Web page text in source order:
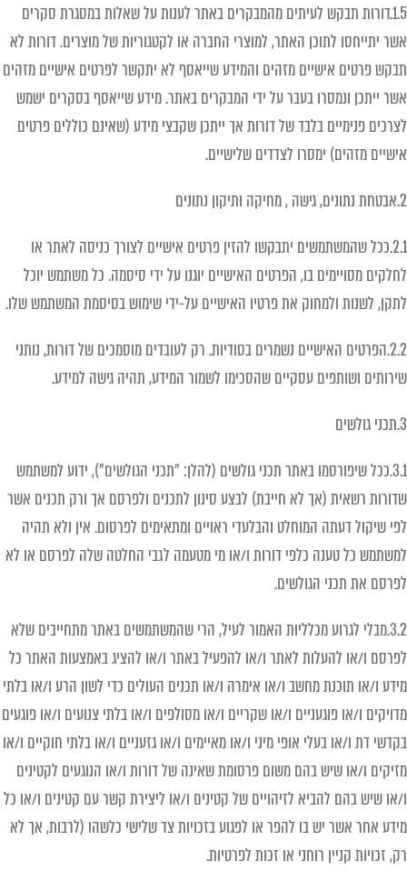
1.5.דורות תבקש לעיתים מהמבקרים באתר לענות על שאלות במסגרת סקרים
אשר יתייחסו לתוכן האתר, למוצרי החברה או לקטגוריות של מוצרים. דורות לא
תבקש פרטים אישיים מזהים והמידע שייאסף לא יתקשר לפרטים אישיים מזהים
אשר ייתכן ונמסרו בעבר על ידי המבקרים באתר. מידע שייאסף בסקרים ישמש
לצרכים פנימיים בלבד של דורות אך ייתכן שקבצי מידע (שאינם כוללים פרטים
אישיים מזהים) ימסרו לצדדים שלישיים.
2.אבטחת נתונים, גישה , מחיקה ותיקון נתונים
2.1.ככל שהמשתמשים יתבקשו להזין פרטים אישיים לצורך כניסה לאתר או
לחלקים מסויימים בו, הפרטים האישיים יוגנו על ידי סיסמה. כל משתמש יוכל
לתקן, לשנות ולמחוק את פרטיו האישיים על-ידי שימוש בסיסמת המשתמש שלו.
2.2.הפרטים האישיים נשמרים בסודיות. רק לעובדים מוסמכים של דורות, נותני
שירותים ושותפים עסקיים שהסכימו לשמור המידע, תהיה גישה למידע.
3.תכני גולשים
3.1.ככל שיפורסמו באתר תכני גולשים (להלן: "תכני הגולשים"), ידוע למשתמש
שדורות רשאית (אך לא חייבת) לבצע סינון לתכנים ולפרסם אך ורק תכנים אשר
לפי שיקול דעתה המוחלט והבלעדי ראויים ומתאימים לפרסום. אין ולא תהיה
למשתמש כל טענה כלפי דורות ו/או מי מטעמה לגבי החלטה שלה לפרסם או לא
לפרסם את תכני הגולשים.
3.2.מבלי לגרוע מכלליות האמור לעיל, הרי שהמשתמשים באתר מתחייבים שלא
לפרסם ו/או להעלות לאתר ו/או להפעיל באתר ו/או להציג באמצעות האתר כל
מידע ו/או תוכנת מחשב ו/או אימרה ו/או תכנים העולים כדי לשון הרע ו/או בלתי
מדויקים ו/או פוגעניים ו/או שקריים ו/או מסולפים ו/או בלתי צנועים ו/או פוגעים
בקדשי דת ו/או בעלי אופי מיני ו/או מאיימים ו/או גזעניים ו/או בלתי חוקיים ו/או
מזיקים ו/או שיש בהם משום פרסומת שאינה של דורות ו/או הנוגעים לקטינים
ו/או שיש בהם להביא לזיהויים של קטינים ו/או ליצירת קשר עם קטינים ו/או כל
מידע אחר אשר יש בו להפר או לפגוע בזכויות צד שלישי כלשהו (לרבות, אך לא
רק, זכויות קניין רוחני או זכות לפרטיות.